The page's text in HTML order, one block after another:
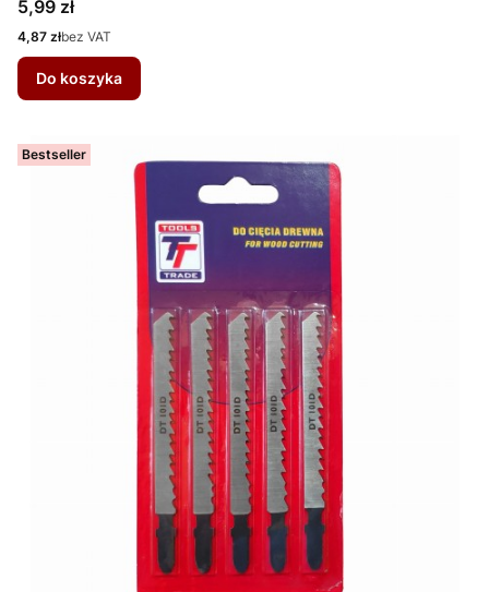
Cena
5,99 zł
Cena
4,87 złbez VAT
Do koszyka
Bestseller